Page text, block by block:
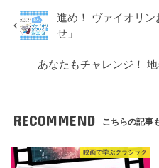
進め！ ヴァイオリ
せ」
あなたもチャレンジ！
RECOMMEND こちらの記事
映画で学ぶクラシック